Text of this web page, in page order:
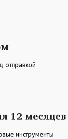
отправкой
12 месяцев
инструменты